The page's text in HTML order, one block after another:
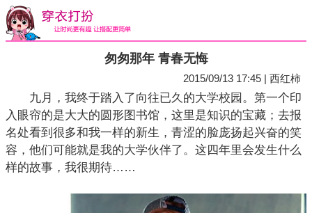
匆匆那年 青春无悔
2015/09/13 17:45 | 西红柿
九月，我终于踏入了向往已久的大学校园。第一个印
入眼帘的是大大的圆形图书馆，这里是知识的宝藏；去报
名处看到很多和我一样的新生，青涩的脸庞扬起兴奋的笑
容，他们可能就是我的大学伙伴了。这四年里会发生什么
样的故事，我很期待……